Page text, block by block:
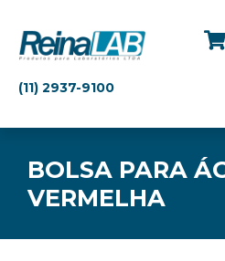
(11) 2937-9100
BOLSA PARA
VERMELHA